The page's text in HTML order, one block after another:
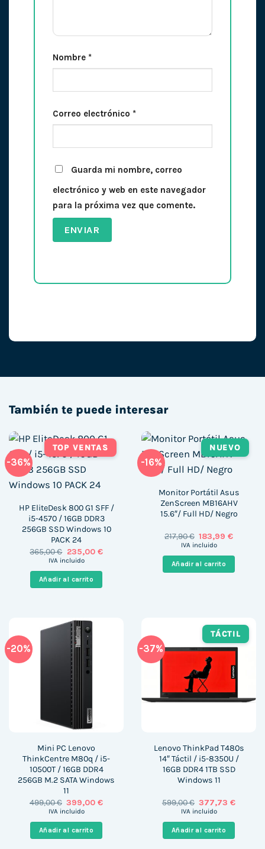
Nombre *
Correo electrónico *
Guarda mi nombre, correo
electrónico y web en este navegador
para la próxima vez que comente.
También te puede interesar
-36%
TOP VENTAS
HP EliteDesk 800 G1 SFF /
i5-4570 / 16GB DDR3
256GB SSD Windows 10
PACK 24
365,00€ El
precio
era:
365,00 €.
235,00 €El
es:
235,00 €.
IVA incluido
Añadir al carrito
-16%
NUEVO
Monitor Portátil Asus
ZenScreen MB16AHV
15.6″/ Full HD/ Negro
217,90€ El
precio
era:
217,90 €.
183,99€El
es:
183,99
IVA incluido
Añadir al carrito
-20%
Mini PC Lenovo
ThinkCentre M80q / i5-
10500T / 16GB DDR4
256GB M.2 SATA Windows
11
499,00€ El
precio
era:
499,00 €.
399,00€El
IVA incluido
Añadir al carrito
-37%
TÁCTIL
Lenovo ThinkPad T480s
14″ Táctil / i5-8350U /
16GB DDR4 1TB SSD
Windows 11
599,00€ El
precio
era:
599,00 €.
377,73€El
IVA incluido
Añadir al carrito